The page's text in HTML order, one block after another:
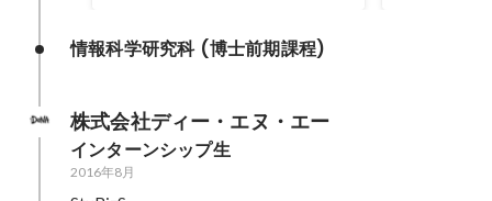
tasks
情報科学研究科 (博士前期課程)
株式会社ディー・エヌ・エー
インターンシップ生
2016年8月